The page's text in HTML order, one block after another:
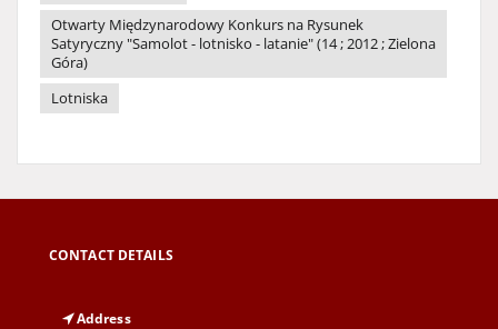
Otwarty Międzynarodowy Konkurs na Rysunek
Satyryczny "Samolot - lotnisko - latanie" (14 ; 2012 ; Zielona
Góra)
Lotniska
CONTACT DETAILS
Address